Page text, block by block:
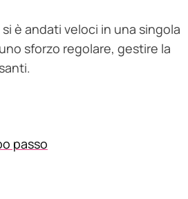
è andati veloci in una singola
sforzo regolare, gestire la
passo